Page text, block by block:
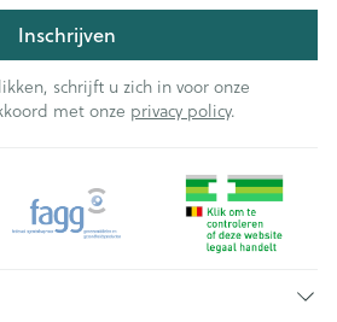
Inschrijven
schrijft u zich in voor onze
met onze privacy policy.